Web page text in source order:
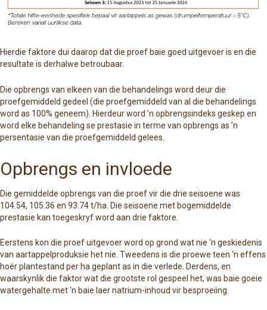
Hierdie faktore dui daarop dat die proef baie goed uitgevoer is en die
resultate is derhalwe betroubaar.
Die opbrengs van elkeen van die behandelings word deur die
proefgemiddeld gedeel (die proefgemiddeld van al die behandelings
word as 100% geneem). Hierdeur word ’n opbrengsindeks geskep en
word elke behandeling se prestasie in terme van opbrengs as ’n
persentasie van die proefgemiddeld gelees.
Opbrengs en invloede
Die gemiddelde opbrengs van die proef vir die drie seisoene was
104.54, 105.36 en 93.74 t/ha. Die seisoene met bogemiddelde
prestasie kan toegeskryf word aan drie faktore.
Eerstens kon die proef uitgevoer word op grond wat nie ‘n geskiedenis
van aartappelproduksie het nie. Tweedens is die proewe teen ‘n effens
hoër plantestand per ha geplant as in die verlede. Derdens, en
waarskynlik die faktor wat die grootste rol gespeel het, was baie goeie
watergehalte met ‘n baie laer natrium-inhoud vir besproeiing.